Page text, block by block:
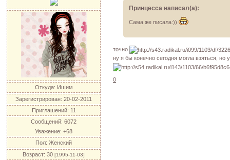
Откуда: Ишим
Зарегистрирован: 20-02-2011
Приглашений: 11
Сообщений: 6072
Уважение: +68
Пол: Женский
Возраст: 30 [1995-11-03]
Принцесса написал(а):
Сама же писала:))
точно
ну я бы конечно сегодня могла взяться, но
0